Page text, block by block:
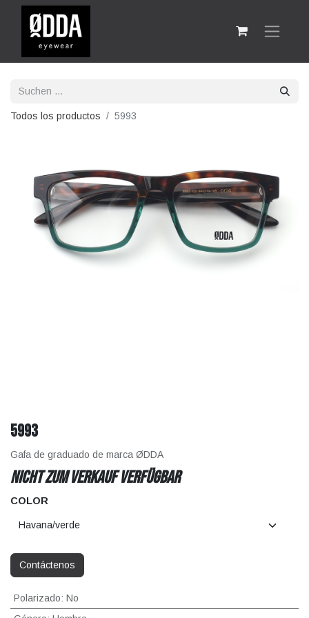
Todos los productos 5993
5993
Gafa de graduado de marca ØDDA
Nicht zum Verkauf verfügbar
COLOR
Contáctenos
Polarizado: No